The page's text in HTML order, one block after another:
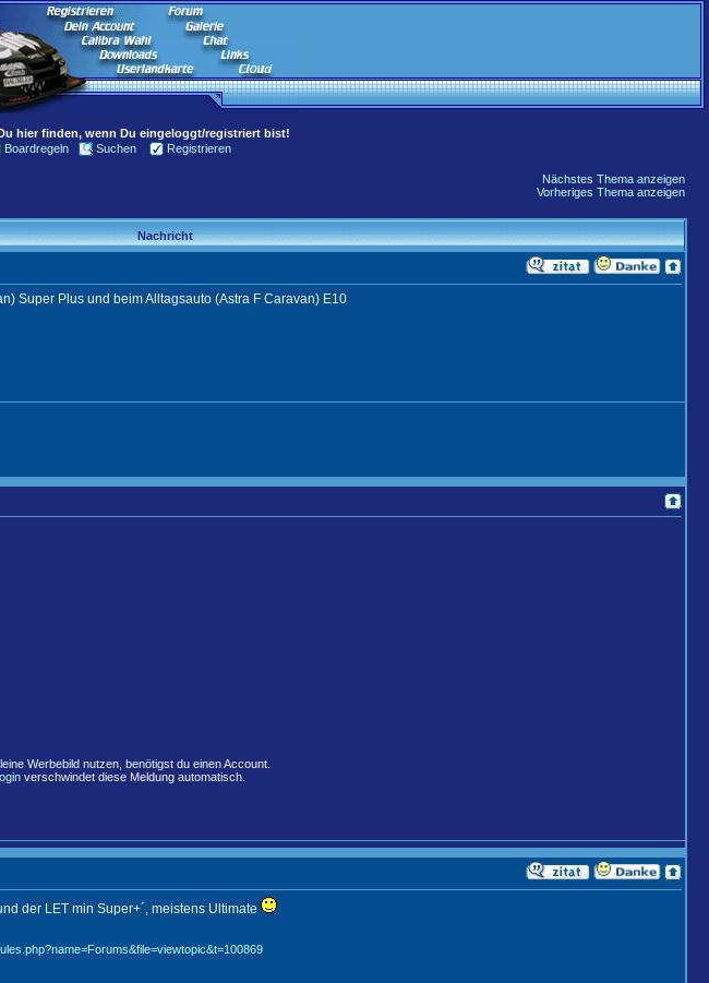
hier finden, wenn Du eingeloggt/registriert bist!
Boardregeln Suchen Registrieren
Nächstes Thema anzeigen
Vorheriges Thema anzeigen
Nachricht
Super Plus und beim Alltagsauto (Astra F Caravan) E10
Werbebild nutzen, benötigst du einen Account.
verschwindet diese Meldung automatisch.
der LET min Super+´, meistens Ultimate